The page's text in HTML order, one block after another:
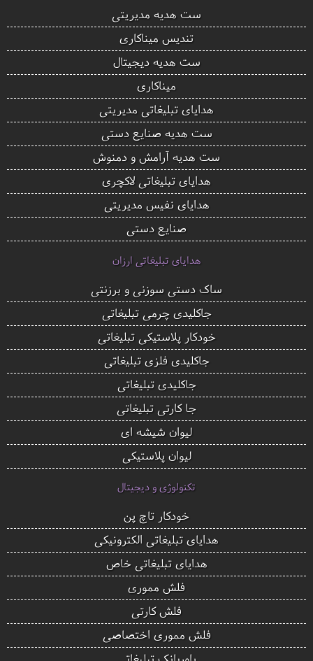
ست هدیه مدیریتی
تندیس میناکاری
ست هدیه دیجیتال
میناکاری
هدایای تبلیغاتی مدیریتی
ست هدیه صنایع دستی
ست هدیه آرامش و دمنوش
هدایای تبلیغاتی لاکچری
هدایای نفیس مدیریتی
صنایع دستی
هدایای تبلیغاتی ارزان
ساک دستی سوزنی و برزنتی
جاکلیدی چرمی تبلیغاتی
خودکار پلاستیکی تبلیغاتی
جاکلیدی فلزی تبلیغاتی
جاکلیدی تبلیغاتی
جا کارتی تبلیغاتی
لیوان شیشه ای
لیوان پلاستیکی
تکنولوژی و دیجیتال
خودکار تاچ پن
هدایای تبلیغاتی الکترونیکی
هدایای تبلیغاتی خاص
فلش مموری
فلش کارتی
فلش مموری اختصاصی